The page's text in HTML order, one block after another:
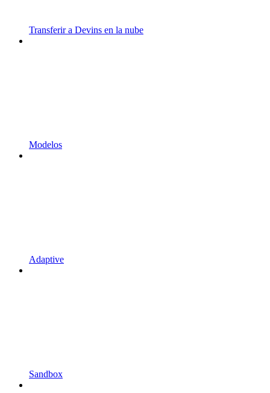
Transferir a Devins en la nube
Modelos
Adaptive
Sandbox